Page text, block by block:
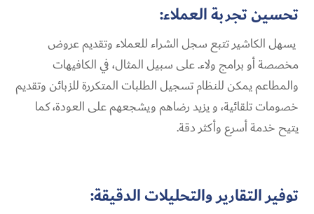
تحسين تجربة العملاء:
يسهل الكاشير تتبع سجل الشراء للعملاء وتقديم عروض
مخصصة أو برامج ولاء. على سبيل المثال، في الكافيهات
والمطاعم يمكن للنظام تسجيل الطلبات المتكررة للزبائن وتقديم
خصومات تلقائية، و يزيد رضاهم ويشجعهم على العودة، كما
يتيح خدمة أسرع وأكثر دقة.
توفير التقارير والتحليلات الدقيقة: